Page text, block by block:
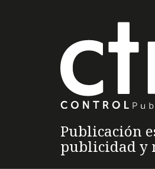
Publicación
publicidad y